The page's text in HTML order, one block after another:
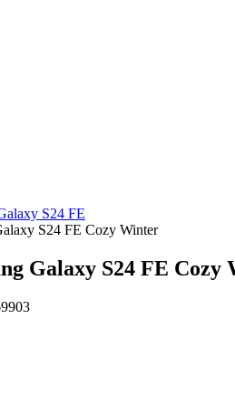
S24 FE
S24 FE Cozy Winter
Galaxy S24 FE Cozy